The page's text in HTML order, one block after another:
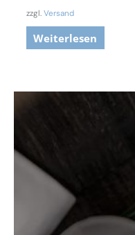
zzgl.Versand
Weiterlesen